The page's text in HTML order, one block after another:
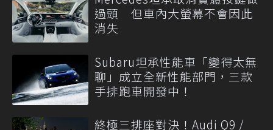
過頭 但車內大螢幕不會因此
消失
Subaru坦承性能車「變得太無
聊」成立全新性能部門，三款
手排跑車開發中！
終極三排座對決！Audi Q9 /